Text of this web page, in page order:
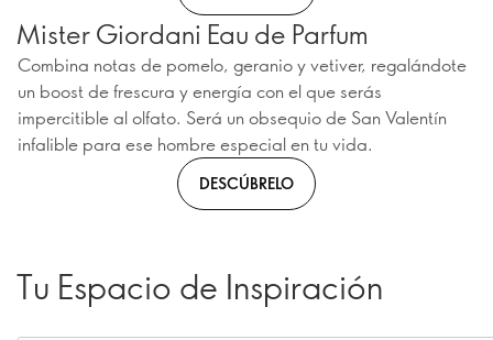
Mister Giordani Eau de Parfum
Combina notas de pomelo, geranio y vetiver, regalándote
un boost de frescura y energía con el que serás
impercitible al olfato. Será un obsequio de San Valentín
infalible para ese hombre especial en tu vida.
DESCÚBRELO
Tu Espacio de Inspiración